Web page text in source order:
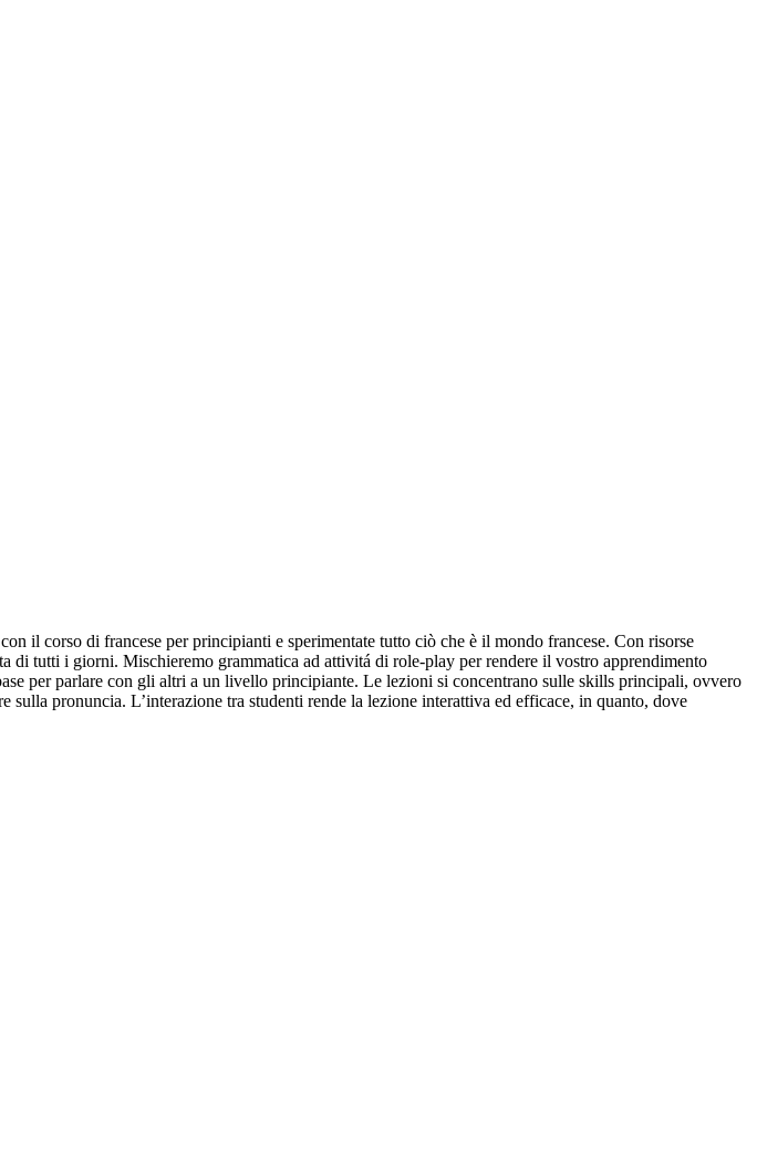
il corso di francese per principianti e sperimentate tutto ciò che è il mondo francese. Con risorse
tutti i giorni. Mischieremo grammatica ad attivitá di role-play per rendere il vostro apprendimento
per parlare con gli altri a un livello principiante. Le lezioni si concentrano sulle skills principali, ovvero
pronuncia. L’interazione tra studenti rende la lezione interattiva ed efficace, in quanto, dove